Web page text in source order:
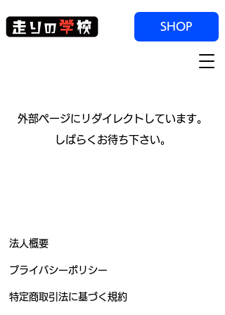
SHOP
​外部ページにリダイレクトしています。
しばらくお待ち下さい。
法人概要
プライバシーポリシー
特定商取引法に基づく規約